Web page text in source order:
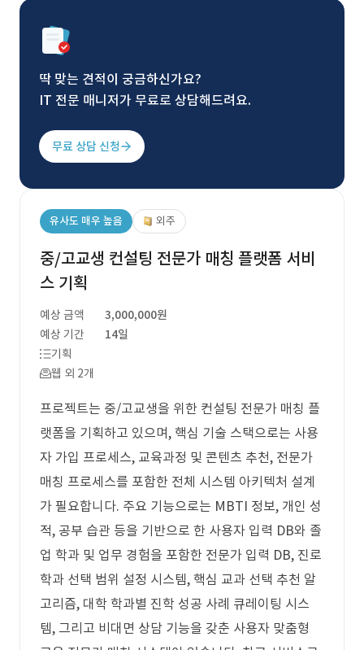
딱 맞는 견적이 궁금하신가요?
IT 전문 매니저가 무료로 상담해드려요.
무료 상담 신청
유사도 매우 높음 외주
중/고교생 컨설팅 전문가 매칭 플랫폼 서비
스 기획
예상 금액
3,000,000원
예상 기간
14일
기획
웹 외 2개
프로젝트는 중/고교생을 위한 컨설팅 전문가 매칭 플
랫폼을 기획하고 있으며, 핵심 기술 스택으로는 사용
자 가입 프로세스, 교육과정 및 콘텐츠 추천, 전문가
매칭 프로세스를 포함한 전체 시스템 아키텍처 설계
가 필요합니다. 주요 기능으로는 MBTI 정보, 개인 성
적, 공부 습관 등을 기반으로 한 사용자 입력 DB와 졸
업 학과 및 업무 경험을 포함한 전문가 입력 DB, 진로
학과 선택 범위 설정 시스템, 핵심 교과 선택 추천 알
고리즘, 대학 학과별 진학 성공 사례 큐레이팅 시스
템, 그리고 비대면 상담 기능을 갖춘 사용자 맞춤형